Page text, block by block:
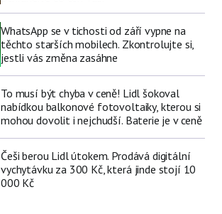
WhatsApp se v tichosti od září vypne na
těchto starších mobilech. Zkontrolujte si,
jestli vás změna zasáhne
To musí být chyba v ceně! Lidl šokoval
nabídkou balkonové fotovoltaiky, kterou si
mohou dovolit i nejchudší. Baterie je v ceně
Češi berou Lidl útokem. Prodává digitální
vychytávku za 300 Kč, která jinde stojí 10
000 Kč